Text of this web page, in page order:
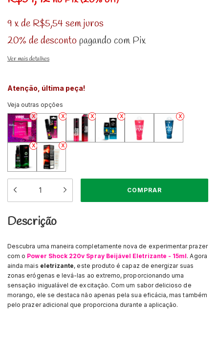
9 xde R$5,54 sem juros
20% de desconto pagando com Pix
Ver mais detalhes
Atenção, última peça!
Veja outras opções
Descrição
Descubra uma maneira completamente nova de experimentar prazer
com o Power Shock 220v Spray Beijável Eletrizante - 15ml. Agora
ainda mais eletrizante, este produto é capaz de energizar suas
zonas erógenas e levá-las ao extremo, proporcionando uma
sensação inigualável de excitação. Com um sabor delicioso de
morango, ele se destaca não apenas pela sua eficácia, mas também
pelo prazer adicional que proporciona durante a aplicação.